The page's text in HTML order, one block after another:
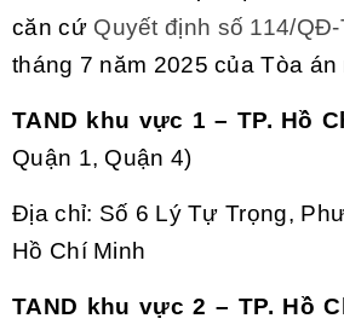
căn cứ Quyết định số 114/QĐ-
tháng 7 năm 2025 của Tòa
TAND khu vực 1 – TP. Hồ
Quận 1, Quận 4)
Địa chỉ: Số 6 Lý Tự Trọng,
Hồ Chí Minh
TAND khu vực 2 – TP. Hồ